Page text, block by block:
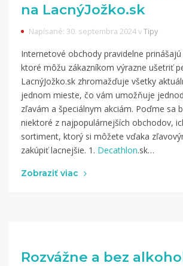
na LacnýJožko.sk
Napísané: 30. septembra 2024 vTipy
Internetové obchody pravidelne
ktoré môžu zákazníkom výrazne ušetriť
LacnýJožko.sk zhromažďuje všetky
jednom mieste, čo vám umožňuje
zľavám a špeciálnym akciám. Poďme sa
niektoré z najpopulárnejších obchodov,
sortiment, ktorý si môžete vďaka
zakúpiť lacnejšie. 1. Decathlon.sk…
Zobraziť viac
Rozvážne a bez